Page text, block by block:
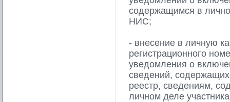
содержащимся в
НИС;
- внесение в личную
регистрационного
уведомления о
сведений,
реестр, сведениям,
личном деле